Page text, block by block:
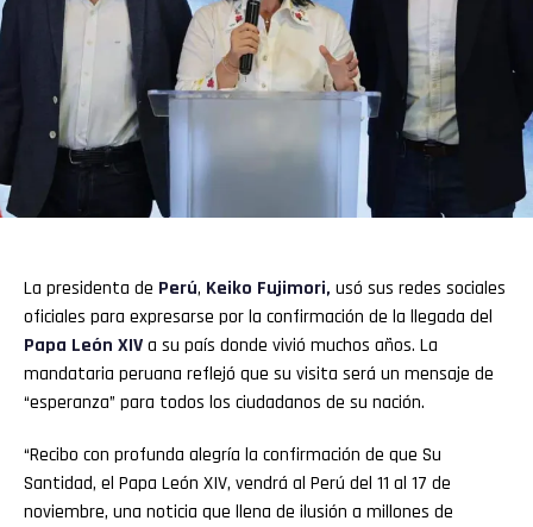
La presidenta de Perú, Keiko Fujimori, usó sus redes sociales
oficiales para expresarse por la confirmación de la llegada del
Papa León XIVa su país donde vivió muchos años. La
mandataria peruana reflejó que su visita será un mensaje de
“esperanza” para todos los ciudadanos de su nación.
“Recibo con profunda alegría la confirmación de que Su
Santidad, el Papa León XIV, vendrá al Perú del 11 al 17 de
noviembre, una noticia que llena de ilusión a millones de